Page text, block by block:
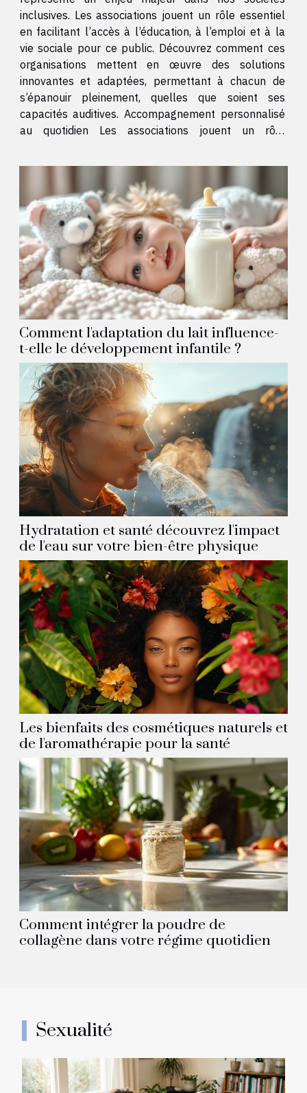
inclusives. Les associations jouent un rôle essentiel
en facilitant l’accès à l’éducation, à l’emploi et à la
vie sociale pour ce public. Découvrez comment ces
organisations mettent en œuvre des solutions
innovantes et adaptées, permettant à chacun de
s’épanouir pleinement, quelles que soient ses
capacités auditives. Accompagnement personnalisé
au quotidien Les associations jouent un rôle
malentendants, en proposant un soutien quotidien
adapté à chaque individu. Elles...
Comment l'adaptation du lait influence-
t-elle le développement infantile ?
Hydratation et santé découvrez l'impact
de l'eau sur votre bien-être physique
Les bienfaits des cosmétiques naturels et
de l'aromathérapie pour la santé
Comment intégrer la poudre de
collagène dans votre régime quotidien
Sexualité